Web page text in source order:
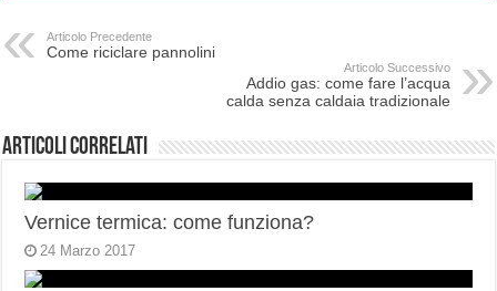
Articolo Precedente
Come riciclare pannolini
Articolo Successivo
Addio gas: come fare l’acqua
calda senza caldaia tradizionale
Articoli correlati
Vernice termica: come funziona?
24 Marzo 2017